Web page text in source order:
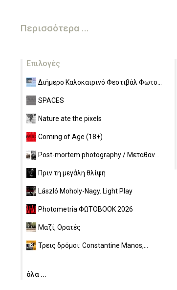
Περισσότερα ...
Επιλογές
Διήμερο Καλοκαιρινό Φεστιβάλ Φωτο...
SPACES
Nature ate the pixels
Coming of Age (18+)
Post-mortem photography / Μεταθαν...
Πριν τη μεγάλη θλίψη
László Moholy-Nagy. Light Play
Photometria ΦΩΤΟBOOK 2026
Μαζί, Ορατές
Τρεις δρόμοι: Constantine Manos,...
όλα ...